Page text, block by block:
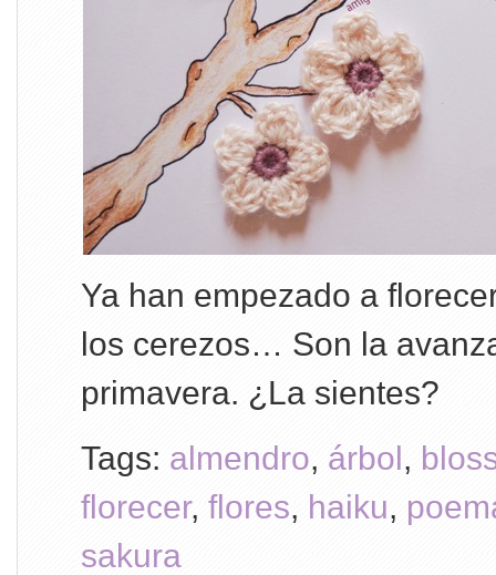
Ya han empezado a
los cerezos… Son la
primavera. ¿La sientes?
Tags: almendro, árbol,
florecer, flores, haiku,
sakura